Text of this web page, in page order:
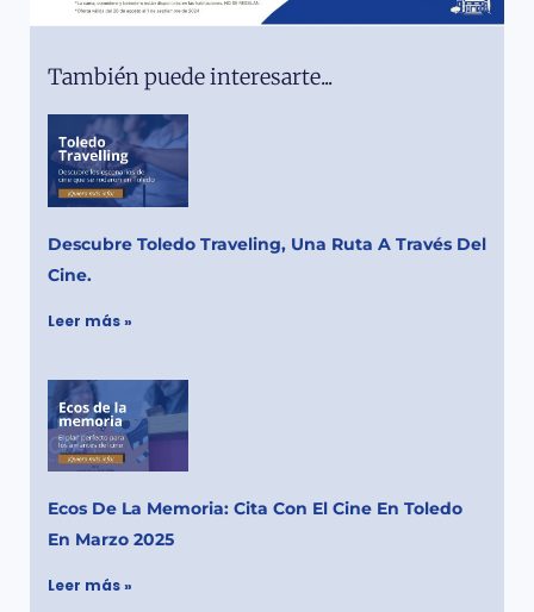
También puede interesarte...
Descubre Toledo Traveling, Una Ruta A Través Del
Cine.
Leer más »
Ecos De La Memoria: Cita Con El Cine En Toledo
En Marzo 2025
Leer más »